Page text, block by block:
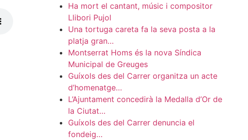
Ha mort el cantant, músic i compositor
Llibori Pujol
Una tortuga careta fa la seva posta a la
platja gran…
Montserrat Homs és la nova Síndica
Municipal de Greuges
Guíxols des del Carrer organitza un acte
d’homenatge…
L’Ajuntament concedirà la Medalla d’Or de
la Ciutat…
Guíxols des del Carrer denuncia el
fondeig…